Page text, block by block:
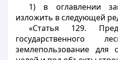
1) в оглавлении
изложить в следующей
«Статья 129.
государственного
землепользование для